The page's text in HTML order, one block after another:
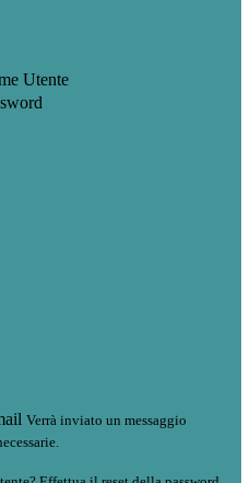
Utente
Verrà inviato un messaggio